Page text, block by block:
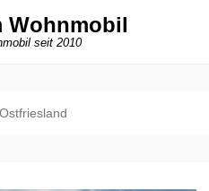
Wohnmobil
seit 2010
Ostfriesland